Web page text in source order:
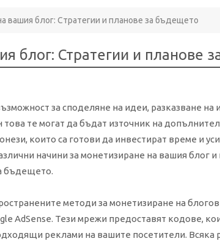
вашия блог: Стратегии и планове за бъдещето
блог: Стратегии и планове
за споделяне на идеи, разказване на
това те могат да бъдат източник на
които са готови да инвестират време и
начини за монетизиране на вашия блог
бъдещето.
методи за монетизиране на
AdSense. Тези мрежи предоставят кодове,
реклами на вашите посетители. Всяка